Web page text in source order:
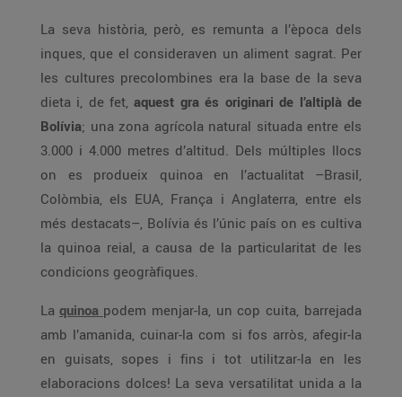
La seva història, però, es remunta a l’època dels
inques, que el consideraven un aliment sagrat. Per
les cultures precolombines era la base de la seva
dieta i, de fet, aquest gra és originari de l’altiplà de
Bolívia; una zona agrícola natural situada entre els
3.000 i 4.000 metres d’altitud. Dels múltiples llocs
on es produeix quinoa en l’actualitat –Brasil,
Colòmbia, els EUA, França i Anglaterra, entre els
més destacats–, Bolívia és l’únic país on es cultiva
la quinoa reial, a causa de la particularitat de les
condicions geogràfiques.
La quinoa podem menjar-la, un cop cuita, barrejada
amb l’amanida, cuinar-la com si fos arròs, afegir-la
en guisats, sopes i fins i tot utilitzar-la en les
elaboracions dolces! La seva versatilitat unida a la